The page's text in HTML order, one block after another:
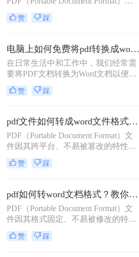
法。
其跨平台兼容性和保持文档原貌的特
性而广受欢迎。然而，当我们需要对
换为Word文档便成为了一个常见的需
求。那么pdf怎么转换成word呢？本文
将探讨几种将PDF转换成Word文档的
方法，帮助您轻松应对这一任务。
赞 踩
电脑上如何免费将pdf转换成word？分享2种实用方法！
在日常生活中和工作中，我们经常需
要将PDF文档转换为Word文档以便进
行编辑、修改或格式调整。那么电脑
上如何免费将pdf转换成word呢？本文
方法。
赞 踩
pdf文件如何转成word文件格式？来学习这2种转换方法！
PDF（Portable Document Format）文
件因其跨平台、不易被篡改的特性，
广泛应用于文件传输和存储。然而，
有时我们需要将PDF文件转换为Word
新排版。那么pdf文件如何转成word文
件格式呢？本文将介绍两种将PDF转
换为Word文件格式的方法。
赞 踩
pdf如何转word文档格式？教你三种好用的转换方法！
PDF（Portable Document Format）文
件因其格式固定、不易被修改的特
点，广泛应用于各种文档传输和存储
场景。然而，有时我们需要将PDF文
赞 踩